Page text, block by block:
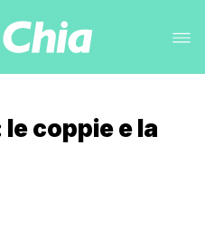
coppie e la